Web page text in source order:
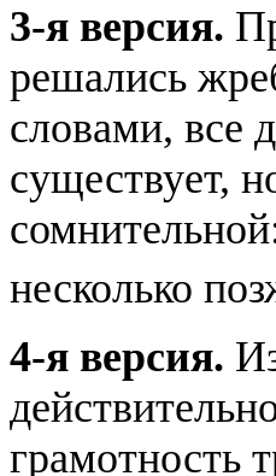
3-я версия.
решались
словами, все
существует,
несколько
4-я версия.
грамотность